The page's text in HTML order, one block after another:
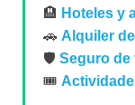
🏨 Hoteles y
🚗 Alquiler
🛡️ Seguro de
🎟️